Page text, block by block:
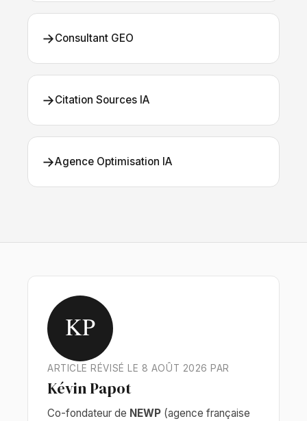
→Consultant GEO
→Citation Sources IA
→Agence Optimisation IA
KP
ARTICLE RÉVISÉ LE 8 AOÛT 2026 PAR
Kévin Papot
Co-fondateur de NEWP (agence française